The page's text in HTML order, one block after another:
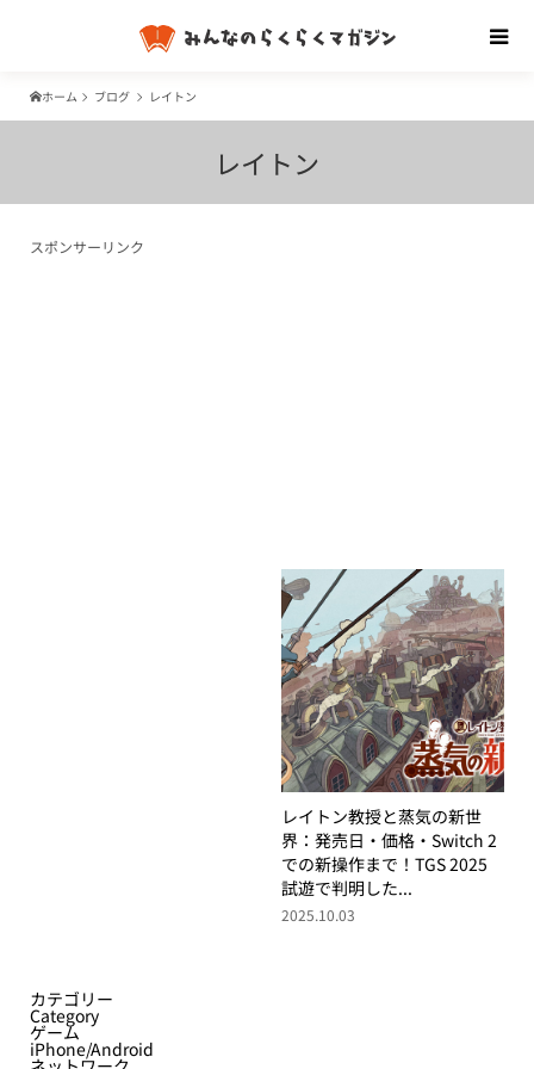
ホーム ブログ レイトン
レイトン
スポンサーリンク
レイトン教授と蒸気の新世
界：発売日・価格・Switch 2
での新操作まで！TGS 2025
試遊で判明した...
2025.10.03
カテゴリー
Category
ゲーム
iPhone/Android